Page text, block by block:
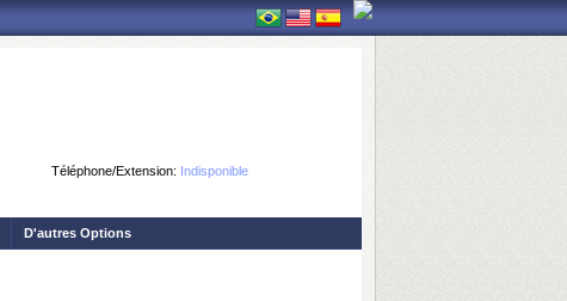
Téléphone/Extension: Indisponible
D'autres Options